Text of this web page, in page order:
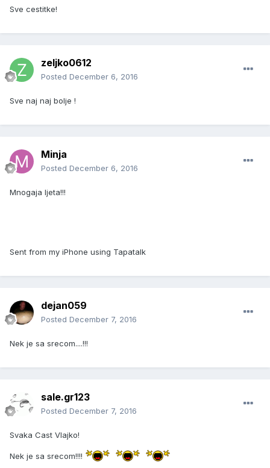
Sve cestitke!
zeljko0612
Posted December 6, 2016
Sve naj naj bolje !
Minja
Posted December 6, 2016
Mnogaja ljeta!!!
Sent from my iPhone using Tapatalk
dejan059
Posted December 7, 2016
Nek je sa srecom....!!!
sale.gr123
Posted December 7, 2016
Svaka Cast Vlajko!
Nek je sa srecom!!!!